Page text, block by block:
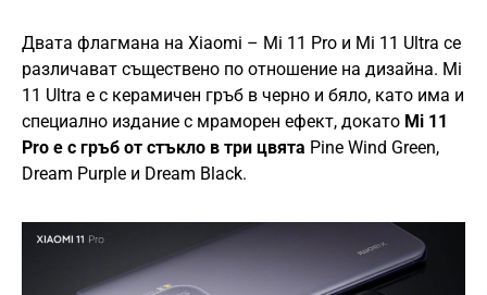
Двата флагмана на Xiaomi – Mi 11 Pro и Mi 11 Ultra се
различават съществено по отношение на дизайна. Mi
11 Ultra е с керамичен гръб в черно и бяло, като има и
специално издание с мраморен ефект, докато Mi 11
Pro е с гръб от стъкло в три цвята Pine Wind Green,
Dream Purple и Dream Black.